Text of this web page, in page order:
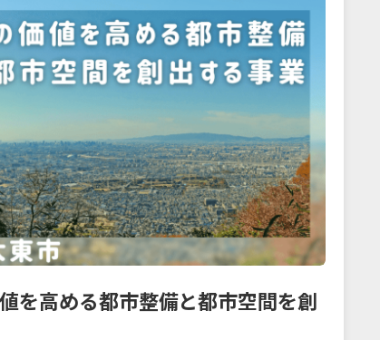
を高める都市整備と都市空間を創